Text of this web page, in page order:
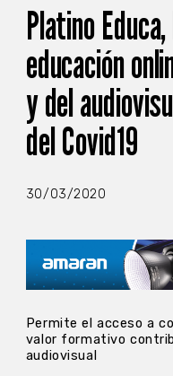
Platino
educación
y del
del Covid19
30/03/2020
Permite el acceso a
valor formativo
audiovisual